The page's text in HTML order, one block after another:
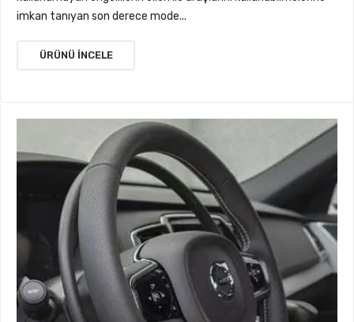
imkan tanıyan son derece mode...
ÜRÜNÜ İNCELE